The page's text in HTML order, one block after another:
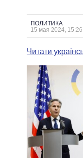
МЭРЫ
ВСЕ
ПОЛИТИКА
15 мая 2024, 15:26
Читати